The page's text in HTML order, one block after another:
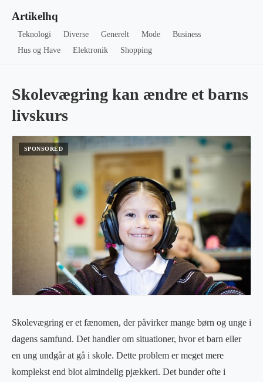
Artikelhq
Teknologi Diverse Generelt Mode
Business
Hus og Have
Elektronik Shopping
Skolevægring kan ændre et barns
livskurs
Skolevægring er et fænomen, der påvirker mange børn og unge i
dagens samfund. Det handler om situationer, hvor et barn eller
en ung undgår at gå i skole. Dette problem er meget mere
komplekst end blot almindelig pjækkeri. Det bunder ofte i